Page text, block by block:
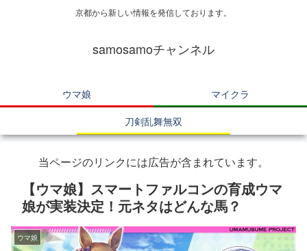
京都から新しい情報を発信しております。
samosamoチャンネル
ウマ娘
マイクラ
刀剣乱舞無双
当ページのリンクには広告が含まれています。
【ウマ娘】スマートファルコンの育成ウマ
娘が実装決定！元ネタはどんな馬？
ウマ娘